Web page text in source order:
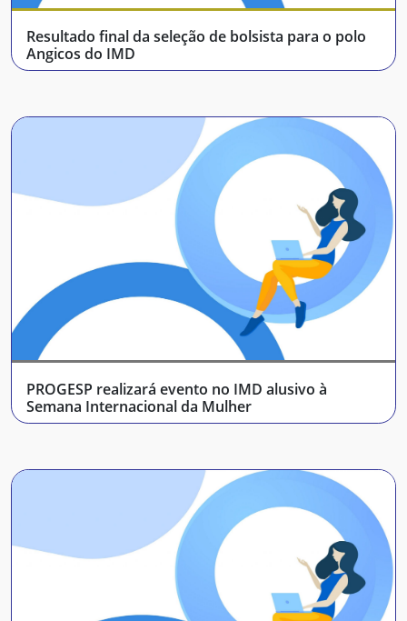
Resultado final da seleção de bolsista para o polo
Angicos do IMD
PROGESP realizará evento no IMD alusivo à
Semana Internacional da Mulher